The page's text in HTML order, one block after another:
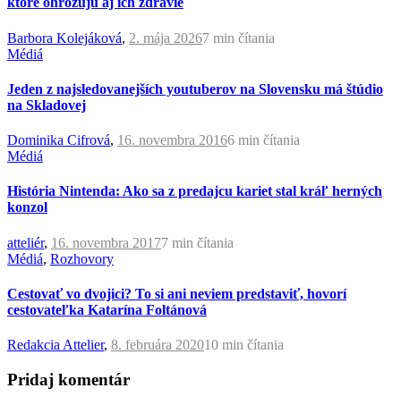
Barbora Kolejáková, 2. mája 20267 min čítania
Médiá
Jeden z najsledovanejších youtuberov na Slovensku má štúdio
na Skladovej
Dominika Cifrová, 16. novembra 20166 min čítania
Médiá
História Nintenda: Ako sa z predajcu kariet stal kráľ herných
konzol
atteliér, 16. novembra 20177 min čítania
Médiá, Rozhovory
Cestovať vo dvojici? To si ani neviem predstaviť, hovorí
cestovateľka Katarína Foltánová
Redakcia Attelier, 8. februára 202010 min čítania
Pridaj komentár